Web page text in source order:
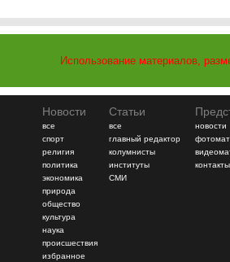
Использование материалов,
Новости
все
спорт
религия
политика
экономика
природа
общество
культура
наука
происшествия
избранное
Статьи
все
главный редактор
колумнисты
институты
СМИ
новости
контакты